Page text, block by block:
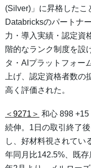
(Silver)」に昇格したこ
Databricksのパートナ
力・導入実績・認定資
階的なランク制度を設
タ・AIプラットフォー
上げ、認定資格者数
高く評価された。
＜9271＞ 和心 898 +15
続伸。1日の取引終了
し、好材料視されてい
年同月比142.5%、既